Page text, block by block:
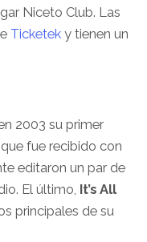
Niceto Club. Las
Ticketek y tienen un
2003 su primer
que fue recibido con
editaron un par de
El último, It’s All
principales de su